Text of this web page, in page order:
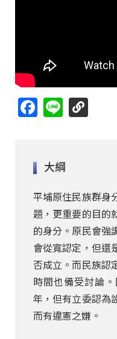
Facebook
Line
大綱
平埔原住民族群身
題，更重要的目的
的身分。原民會強
會從寬認定，但還
否成立。而民族認
時間也備受討論
年，但有立委認為
而有違憲之嫌。